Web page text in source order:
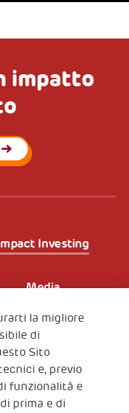
impatto
Investing
Media
Net
la migliore
di
Sito
e, previo
funzionalità e
prima e di